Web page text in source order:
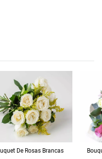
De Rosas Brancas